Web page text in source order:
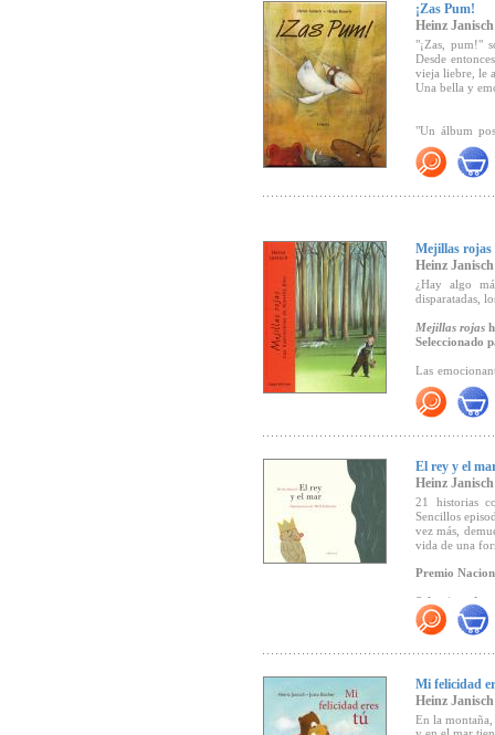
¡Zas Pum!
Heinz Janisch
"¡Zas, pum!"
Desde
vieja liebre, le
Una bella y
"Un álbum
habla de
(Cuatrogatos,
que el
por una liebre
Mejillas rojas
Heinz Janisch
¿Hay algo
disparatadas,
Mejillas rojas
Seleccionado
Las
tonos tiernos
por Aljoscha
Mejillas rojas
de una
(CLIJ, Marzo
El rey y el
Heinz Janisch
21 historias
Sencillos
vez más,
vida de una
Premio
Seleccionado
Babar).
Mi felicidad
Heinz Janisch
En la montaña,